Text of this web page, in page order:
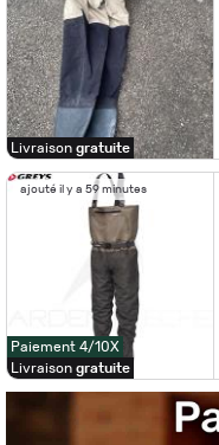
Livraison gratuite
ajouté il y a 59 minutes
Paiement 4/10X
Livraison gratuite